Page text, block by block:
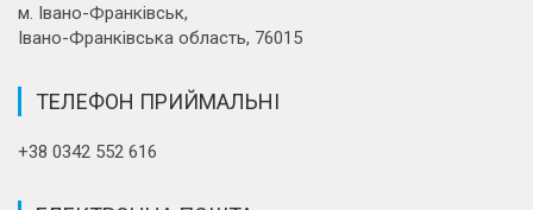
м. Івано-Франківськ,
Івано-Франківська область, 76015
ТЕЛЕФОН ПРИЙМАЛЬНІ
+38 0342 552 616